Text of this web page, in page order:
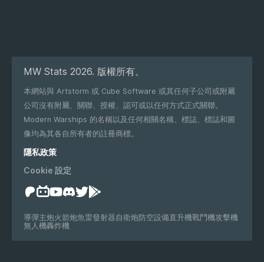
MW Stats 2026. 版權所有。
本網站與 Artstorm 或 Cube Software 或其任何子公司或附屬
公司沒有附屬、關聯、授權、認可或以任何方式正式關聯。
Modern Warships 的名稱以及任何相關名稱、標誌、標誌和圖
像均為其各自所有者的註冊商標。
隱私政策
Cookie 設定
導彈主炮火箭炮魚雷發射器自衛炮防空設備直升機戰鬥機攻擊機
無人機轟炸機